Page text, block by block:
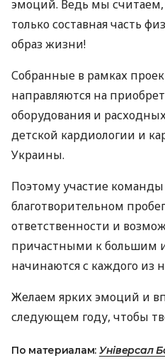
эмоций. Ведь мы считаем,
только составная часть
образ жизни!
Собранные в рамках
направляются на
оборудования и
детской кардиологии и
Украины.
Поэтому участие
благотворительном
ответственности и
причастными к большим
начинаются с каждого из
Желаем ярких эмоций и
следующем году, чтобы
По материалам: Універсал